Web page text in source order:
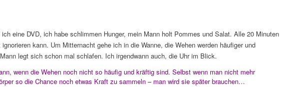
eine DVD, ich habe schlimmen Hunger, mein Mann holt Pommes und Salat. Alle 20 Minuten
kann. Um Mitternacht gehe ich in die Wanne, die Wehen werden häufiger und
legt sich schon mal schlafen. Ich irgendwann auch, die Uhr im Blick.
wenn die Wehen noch nicht so häufig und kräftig sind. Selbst wenn man nicht mehr
so die Chance noch etwas Kraft zu sammeln – man wird sie später brauchen…